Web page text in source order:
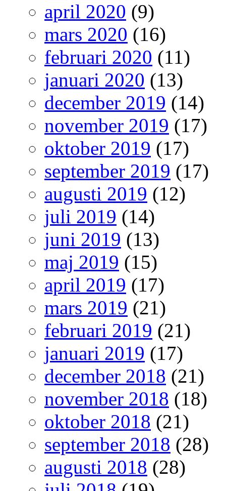
april 2020 (9)
mars 2020 (16)
februari 2020 (11)
januari 2020 (13)
december 2019 (14)
november 2019 (17)
oktober 2019 (17)
september 2019 (17)
augusti 2019 (12)
juli 2019 (14)
juni 2019 (13)
maj 2019 (15)
april 2019 (17)
mars 2019 (21)
februari 2019 (21)
januari 2019 (17)
december 2018 (21)
november 2018 (18)
oktober 2018 (21)
september 2018 (28)
augusti 2018 (28)